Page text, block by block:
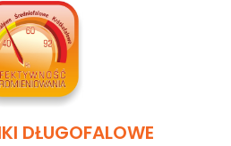
DŁUGOFALOWE